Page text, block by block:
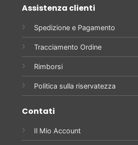
Assistenza clienti
Spedizione e Pagamento
Tracciamento Ordine
Rimborsi
Politica sulla riservatezza
Contati
Il Mio Account